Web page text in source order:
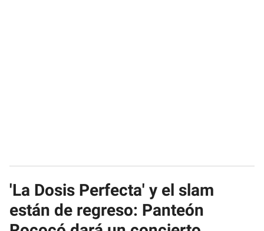
'La Dosis Perfecta' y el slam
están de regreso: Panteón